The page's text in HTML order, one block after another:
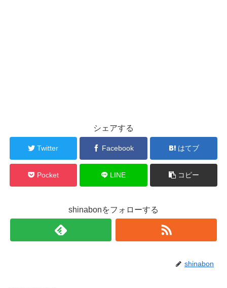
シェアする
Twitter Facebook はてブ
Pocket LINE コピー
shinabonをフォローする
shinabon